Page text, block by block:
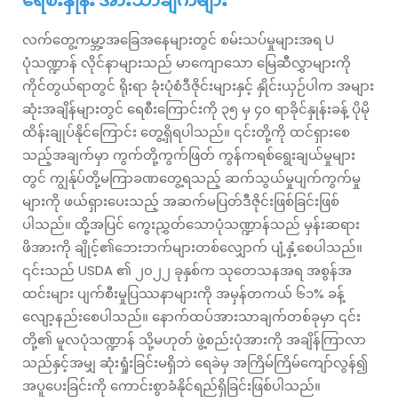
လက်တွေ့ကမ္ဘာ့အခြေအနေများတွင် စမ်းသပ်မှုများအရ U
ပုံသဏ္ဍာန် လိုင်နာများသည် မာကျောသော မြေဆီလွှာများကို
ကိုင်တွယ်ရာတွင် ရိုးရာ ခုံးပုံစံဒီဇိုင်းများနှင့် နှိုင်းယှဉ်ပါက အများ
ဆုံးအချိန်များတွင် ရေစီးကြောင်းကို ၃၅ မှ ၄၀ ရာခိုင်နှုန်းခန့် ပိုမို
ထိန်းချုပ်နိုင်ကြောင်း တွေ့ရှိရပါသည်။ ၎င်းတို့ကို ထင်ရှားစေ
သည့်အချက်မှာ ကွက်တို့ကွက်ဖြတ် ကွန်ကရစ်ရွေးချယ်မှုများ
တွင် ကျွန်ုပ်တို့မကြာခဏတွေ့ရသည့် ဆက်သွယ်မှုပျက်ကွက်မှု
များကို ဖယ်ရှားပေးသည့် အဆက်မပြတ်ဒီဇိုင်းဖြစ်ခြင်းဖြစ်
ပါသည်။ ထို့အပြင် ကွေးညွှတ်သောပုံသဏ္ဍာန်သည် မှန်းဆရား
ဖိအားကို ချိုင့်၏ဘေးဘက်များတစ်လျှောက် ပျံ့နှံ့စေပါသည်။
၎င်းသည် USDA ၏ ၂၀၂၂ ခုနှစ်က သုတေသနအရ အစွန်အ
ထင်းများ ပျက်စီးမှုပြဿနာများကို အမှန်တကယ် ၆၁% ခန့်
လျော့နည်းစေပါသည်။ နောက်ထပ်အားသာချက်တစ်ခုမှာ ၎င်း
တို့၏ မူလပုံသဏ္ဍာန် သို့မဟုတ် ဖွဲ့စည်းပုံအားကို အချိန်ကြာလာ
သည်နှင့်အမျှ ဆုံးရှုံးခြင်းမရှိဘဲ ရေခဲမှ အကြိမ်ကြိမ်ကျော်လွန်၍
အပူပေးခြင်းကို ကောင်းစွာခံနိုင်ရည်ရှိခြင်းဖြစ်ပါသည်။